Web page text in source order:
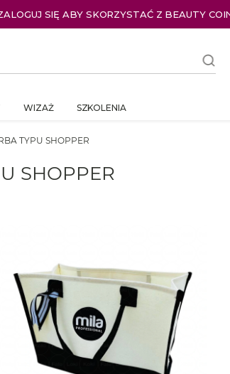
SIĘ ABY SKORZYSTAĆ Z BEAUTY
WIZAŻ SZKOLENIA
TYPU SHOPPER
SHOPPER